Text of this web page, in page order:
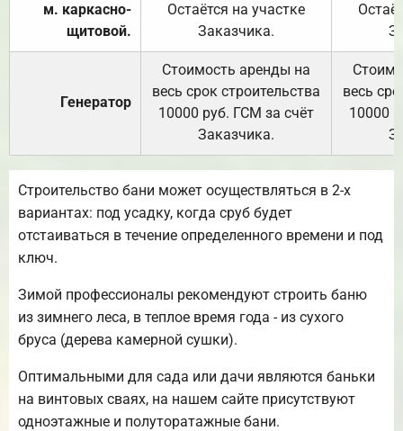
м. каркасно-
щитовой.
Остаётся на участке
Заказчика.
Генератор
Стоимость аренды на
весь срок строительства
10000 руб. ГСМ за счёт
Заказчика.
весь
10000
Строительство бани может осуществляться в 2-х
вариантах: под усадку, когда сруб будет
отстаиваться в течение определенного времени и под
ключ.
Зимой профессионалы рекомендуют строить баню
из зимнего леса, в теплое время года - из сухого
бруса (дерева камерной сушки).
Оптимальными для сада или дачи являются баньки
на винтовых сваях, на нашем сайте присутствуют
одноэтажные и полуторатажные бани.